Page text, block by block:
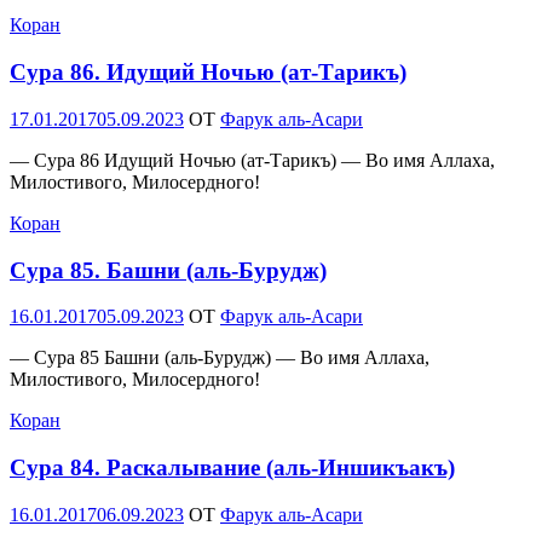
Коран
Сура 86. Идущий Ночью (ат-Тарикъ)
Опубликовано
17.01.201705.09.2023 OT Фарук аль-Асари
— Сура 86 Идущий Ночью (ат-Тарикъ) — Во имя Аллаха,
Милостивого, Милосердного!
Коран
Сура 85. Башни (аль-Бурудж)
Опубликовано
16.01.201705.09.2023 OT Фарук аль-Асари
— Сура 85 Башни (аль-Бурудж) — Во имя Аллаха,
Милостивого, Милосердного!
Коран
Сура 84. Раскалывание (аль-Иншикъакъ)
Опубликовано
16.01.201706.09.2023 OT Фарук аль-Асари